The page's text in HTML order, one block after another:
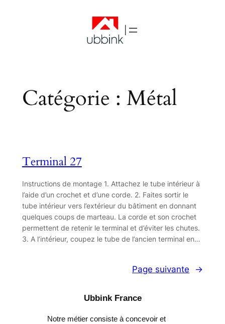
Catégorie : Métal
Terminal 27
Instructions de montage 1. Attachez le tube intérieur à
l’aide d’un crochet et d’une corde. 2. Faites sortir le
tube intérieur vers l’extérieur du bâtiment en donnant
quelques coups de marteau. La corde et son crochet
permettent de retenir le terminal et d’éviter les chutes.
3. A l’intérieur, coupez le tube de l’ancien terminal en…
Page suivante →
Ubbink France
Notre métier consiste à concevoir et